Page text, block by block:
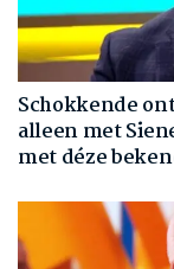
Schokkende
alleen met
met déze